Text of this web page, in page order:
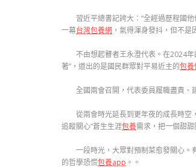
習近平總書記誇大：“全經過歷程國
一幕台灣包養網 ，氣得渾身發抖，但不
不由想起瞽者王永澄代表。在2024年
著”，道出的是國民群眾對平易近主的包
全國兩會召開，代表委員履職盡責、
從兩會時光延長到更年夜的成長時
追蹤關心”蒼生生涯包養需求，把一個甜
一段時光，大眾對預制菜愈發關心
的哲學恐慌包養app 。。